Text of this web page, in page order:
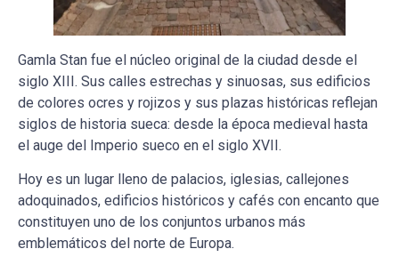
Gamla Stan fue el núcleo original de la ciudad desde el
siglo XIII. Sus calles estrechas y sinuosas, sus edificios
de colores ocres y rojizos y sus plazas históricas reflejan
siglos de historia sueca: desde la época medieval hasta
el auge del Imperio sueco en el siglo XVII.
Hoy es un lugar lleno de palacios, iglesias, callejones
adoquinados, edificios históricos y cafés con encanto que
constituyen uno de los conjuntos urbanos más
emblemáticos del norte de Europa.